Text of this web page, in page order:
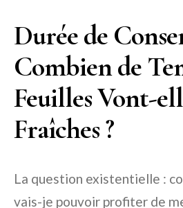
Durée de
Combien de
Feuilles Vont-
Fraîches ?
La question existentielle :
vais-je pouvoir profiter de